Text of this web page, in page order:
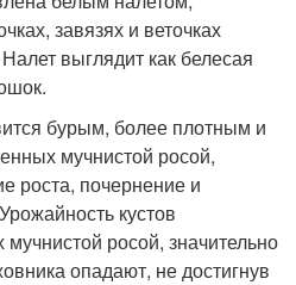
завязях и веточках
выглядит как белесая
бурым, более плотным и
мучнистой росой,
роста, почернение и
кустов
росой, значительно
опадают, не достигнув